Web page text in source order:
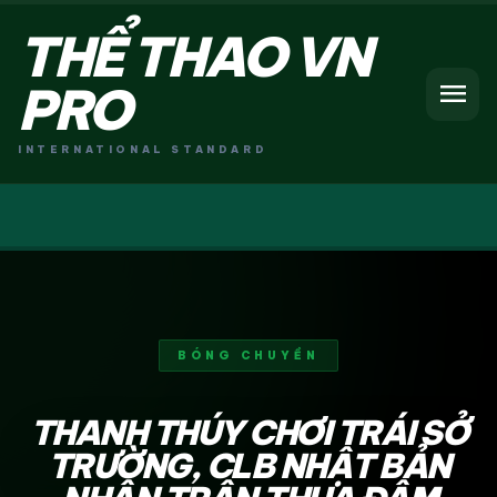
THỂ THAO VN
PRO
INTERNATIONAL STANDARD
menu
BÓNG CHUYỀN
THANH THÚY CHƠI TRÁI SỞ
TRƯỜNG, CLB NHẬT BẢN